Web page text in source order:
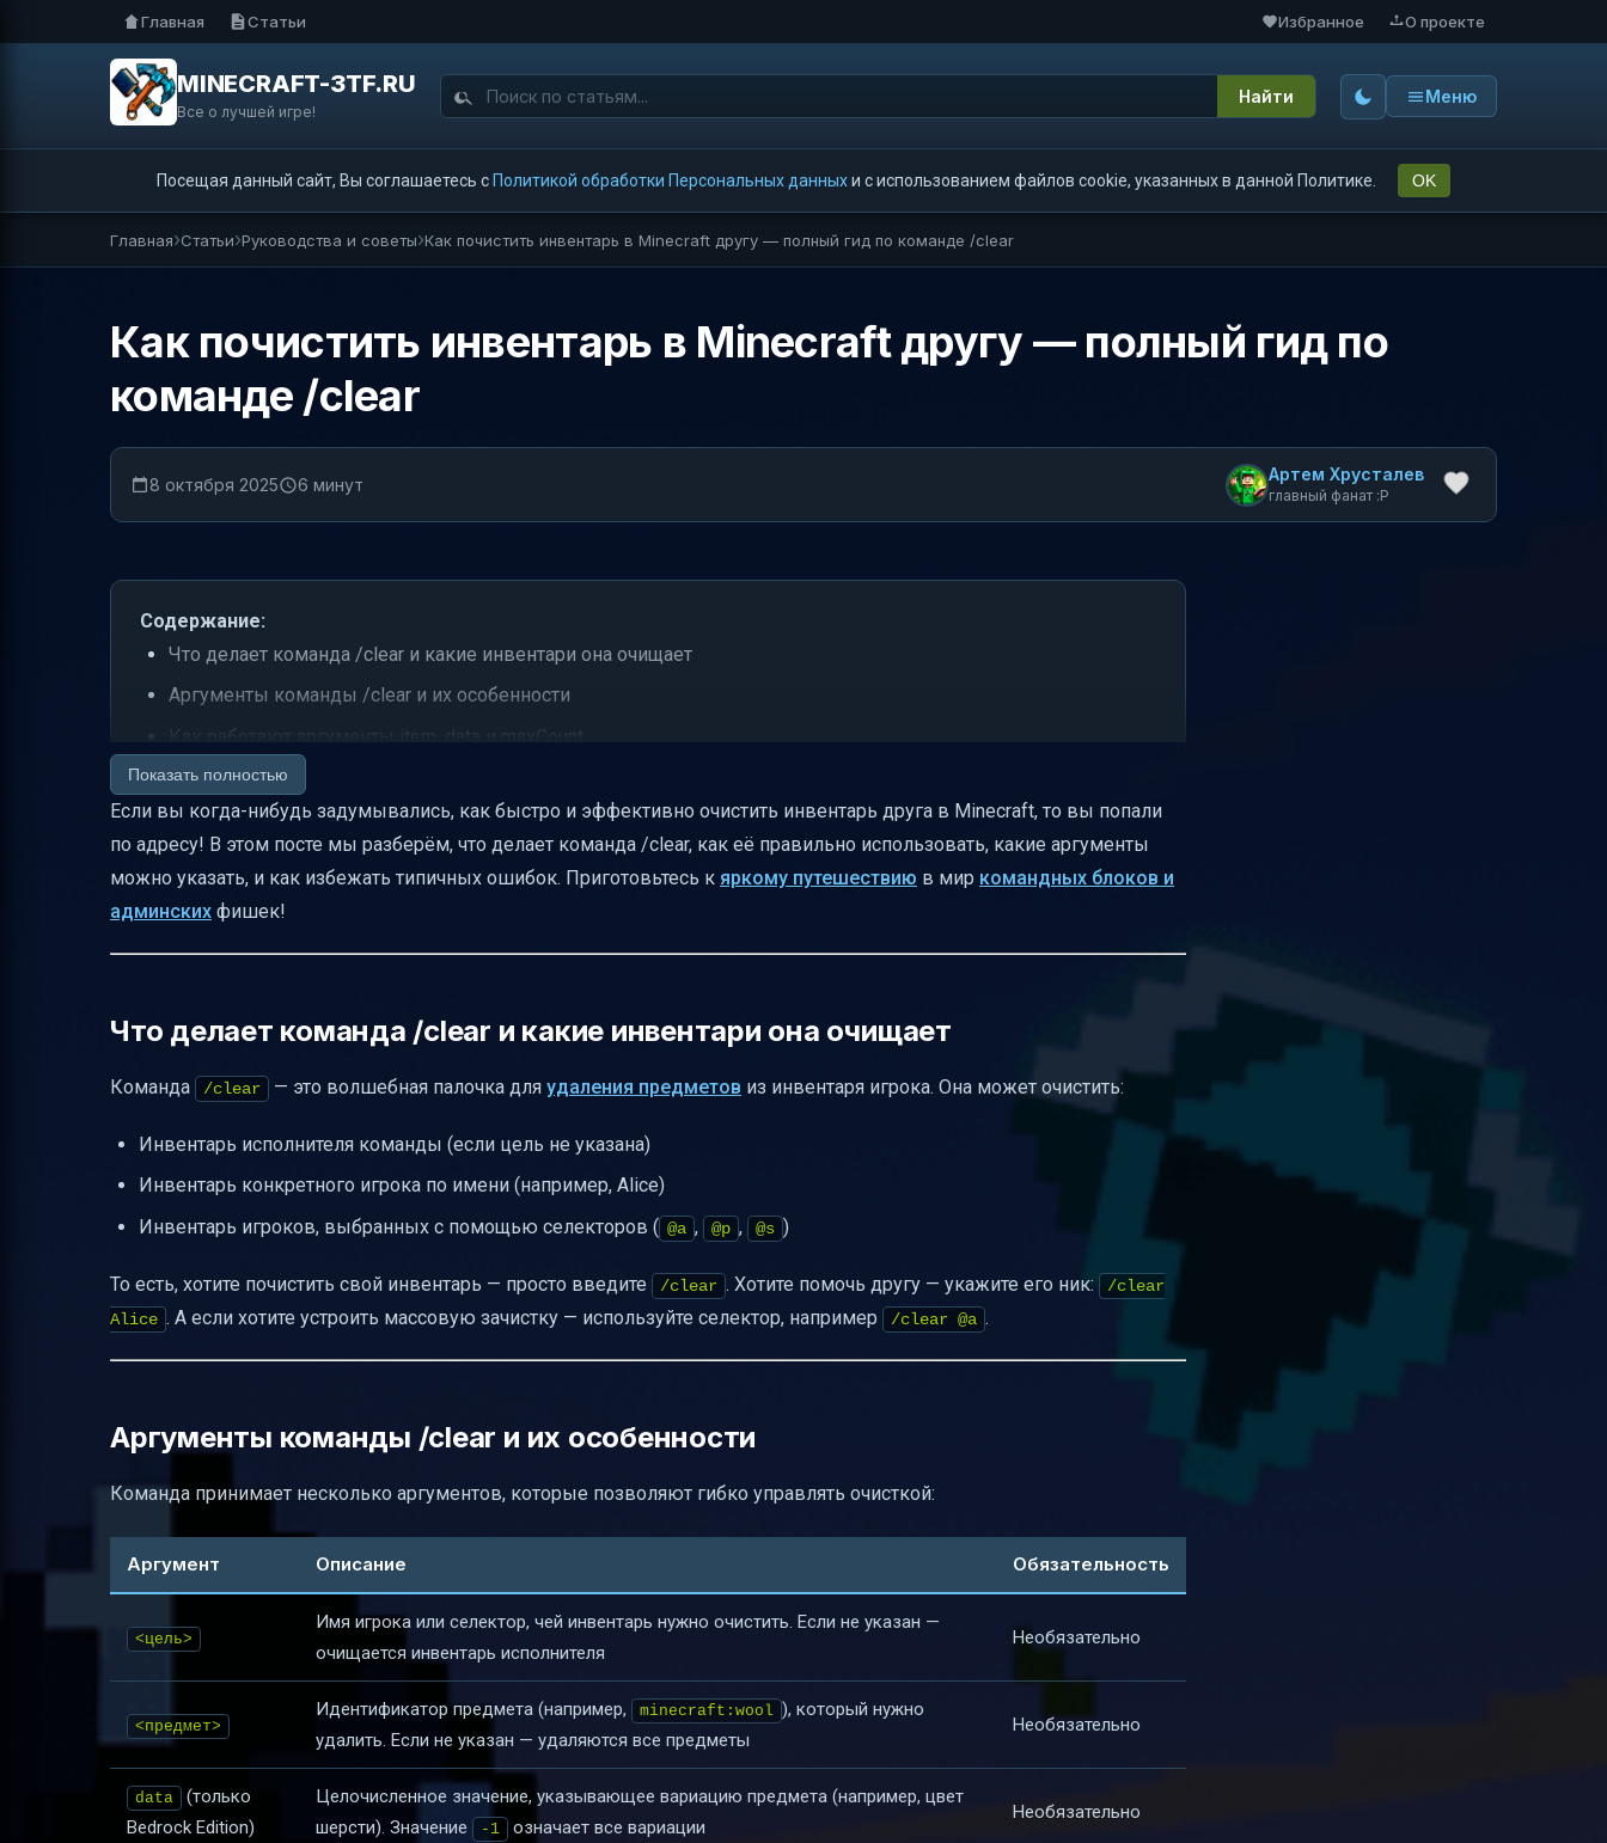
Главная Статьи Избранное О проекте
MINECRAFT-3TF.RU
Все о лучшей игре!
Найти Меню
Посещая данный сайт, Вы соглашаетесь с Политикой обработки Персональных данныхи с использованием файлов cookie, указанных в данной Политике. OK
Главная Статьи Руководства и советы Как почистить инвентарь в Minecraft другу — полный гид по команде /clear
Как почистить инвентарь в Minecraft другу — полный гид по
команде /clear
8 октября 2025 6 минут Артем Хрусталев
главный фанат :P
Содержание:
Что делает команда /clear и какие инвентари она очищает
Аргументы команды /clear и их особенности
Как работают аргументы item, data и maxCount
Что происходит при ошибках в аргументах или если цель не найдена
Различия между Bedrock Edition и Java Edition
Как трактуются значения data и maxCount
Варианты использования команды /clear
Распространённые ошибки новичков и как их избежать
Пример пошаговой очистки инвентаря друга Alice
Меры предосторожности перед очисткой чужого инвентаря
Восстановление предметов после очистки
Примеры задач для карт и серверов с использованием /clear
Таблица сравнения аргументов и их значений
Где найти дополнительную документацию
Показать полностью
Если вы когда-нибудь задумывались, как быстро и эффективно очистить инвентарь друга в Minecraft, то вы попали
по адресу! В этом посте мы разберём, что делает команда /clear, как её правильно использовать, какие аргументы
можно указать, и как избежать типичных ошибок. Приготовьтесь к яркому путешествию в мир командных блоков и
админских фишек!
Что делает команда /clear и какие инвентари она очищает
Команда /clear — это волшебная палочка для удаления предметов из инвентаря игрока. Она может очистить:
Инвентарь исполнителя команды (если цель не указана)
Инвентарь конкретного игрока по имени (например, Alice)
Инвентарь игроков, выбранных с помощью селекторов ( @a , @p , @s )
То есть, хотите почистить свой инвентарь — просто введите /clear . Хотите помочь другу — укажите его ник:
/clear
Alice . А если хотите устроить массовую зачистку — используйте селектор, например /clear @a .
Аргументы команды /clear и их особенности
Команда принимает несколько аргументов, которые позволяют гибко управлять очисткой:
Аргумент Описание Обязательность
<цель>
Имя игрока или селектор, чей инвентарь нужно очистить. Если не указан —
очищается инвентарь исполнителя
Необязательно
<предмет>
Идентификатор предмета (например, minecraft:wool ), который нужно
удалить. Если не указан — удаляются все предметы
Необязательно
data
(только
Bedrock Edition)
Целочисленное значение, указывающее вариацию предмета (например, цвет
шерсти). Значение
-1 означает все вариации
Необязательно